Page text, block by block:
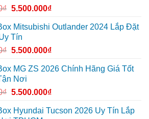
₫ 5.500.000₫
Mitsubishi Outlander 2024 Lắp Đặt
Tín
₫ 5.500.000₫
MG ZS 2026 Chính Hãng Giá Tốt
Nơi
₫ 5.500.000₫
Hyundai Tucson 2026 Uy Tín Lắp